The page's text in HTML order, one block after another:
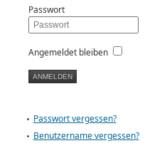
Passwort
Angemeldet bleiben
Passwort vergessen?
Benutzername vergessen?